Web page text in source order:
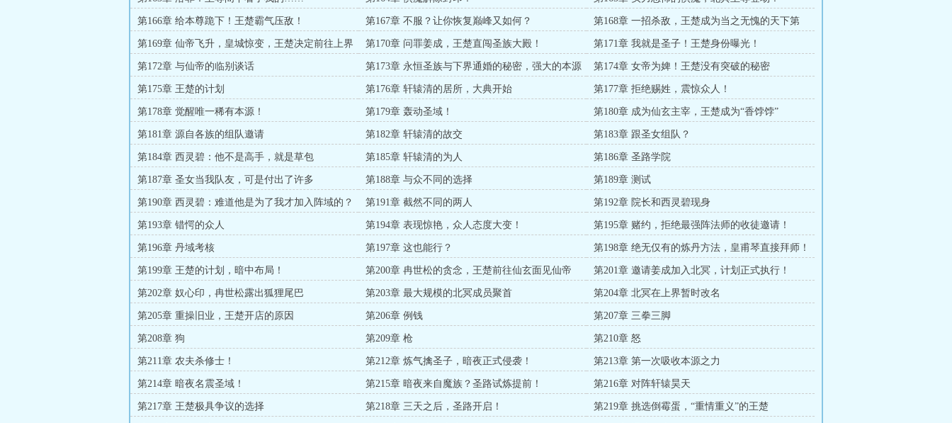
第166章 给本尊跪下！王楚霸气压敌！ 第167章 不服？让你恢复巅峰又如何？
第168章 一招杀敌，王楚成为当之无愧的天下第
一！
第169章 仙帝飞升，皇城惊变，王楚决定前往上界
跟仙帝摊牌！
第170章 问罪姜成，王楚直闯圣族大殿！ 第171章 我就是圣子！王楚身份曝光！
第172章 与仙帝的临别谈话
第173章 永恒圣族与下界通婚的秘密，强大的本源
之力！
第174章 女帝为婢！王楚没有突破的秘密
第175章 王楚的计划 第176章 轩辕清的居所，大典开始 第177章 拒绝赐姓，震惊众人！
第178章 觉醒唯一稀有本源！ 第179章 轰动圣域！ 第180章 成为仙玄主宰，王楚成为“香饽饽”
第181章 源自各族的组队邀请 第182章 轩辕清的故交 第183章 跟圣女组队？
第184章 西灵碧：他不是高手，就是草包 第185章 轩辕清的为人 第186章 圣路学院
第187章 圣女当我队友，可是付出了许多 第188章 与众不同的选择 第189章 测试
第190章 西灵碧：难道他是为了我才加入阵域的？ 第191章 截然不同的两人 第192章 院长和西灵碧现身
第193章 错愕的众人 第194章 表现惊艳，众人态度大变！ 第195章 赌约，拒绝最强阵法师的收徒邀请！
第196章 丹域考核 第197章 这也能行？ 第198章 绝无仅有的炼丹方法，皇甫琴直接拜师！
第199章 王楚的计划，暗中布局！ 第200章 冉世松的贪念，王楚前往仙玄面见仙帝 第201章 邀请姜成加入北冥，计划正式执行！
第202章 奴心印，冉世松露出狐狸尾巴 第203章 最大规模的北冥成员聚首 第204章 北冥在上界暂时改名
第205章 重操旧业，王楚开店的原因 第206章 例钱 第207章 三拳三脚
第208章 狗 第209章 枪 第210章 怒
第211章 农夫杀修士！ 第212章 炼气擒圣子，暗夜正式侵袭！ 第213章 第一次吸收本源之力
第214章 暗夜名震圣域！ 第215章 暗夜来自魔族？圣路试炼提前！ 第216章 对阵轩辕昊天
第217章 王楚极具争议的选择 第218章 三天之后，圣路开启！ 第219章 挑选倒霉蛋，“重情重义”的王楚